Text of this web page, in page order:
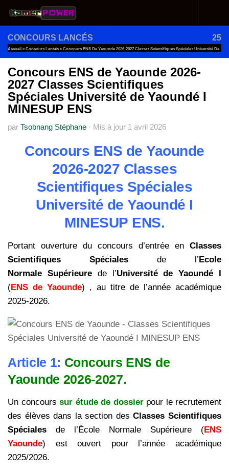
Au dessous du contenu
CONCOURS LANCÉS 25
Accueil » Concours Lancés » Concours ENS De Yaounde 2026-2027 Classes Scientifiques Spéciales Université De
Yaoundé I MINESUP ENS
Concours ENS de Yaounde 2026-
2027 Classes Scientifiques
Spéciales Université de Yaoundé I
MINESUP ENS
par Tsobnang Stéphane · Mis à jour 1 avril 2026
Concours ENS de Yaounde
2026-2027 Classes
Scientifiques Spéciales
Université de Yaoundé I
MINESUP ENS.
Portant ouverture du concours d’entrée en Classes
Scientifiques Spéciales de l’Ecole
Normale Supérieurede l’Université de Yaoundé I
(ENS de Yaounde) , au titre de l’année académique
2025-2026.
Article 1: Concours ENS de
Yaounde 2026-2027.
Un concours sur étude de dossierpour le recrutement
des élèves dans la section desClasses Scientifiques
Spéciales de l’École Normale Supérieure (ENS
Yaounde) est ouvert pour l’année académique
2025/2026.